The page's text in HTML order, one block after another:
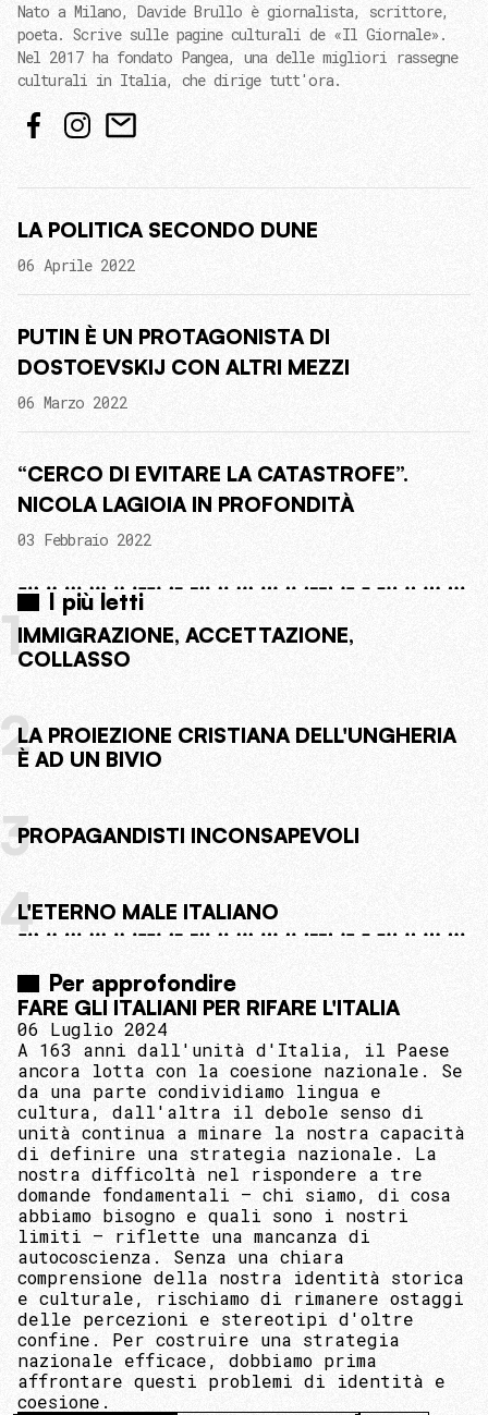
Nato a Milano, Davide Brullo è giornalista, scrittore,
poeta. Scrive sulle pagine culturali de «Il Giornale».
Nel 2017 ha fondato Pangea, una delle migliori rassegne
culturali in Italia, che dirige tutt'ora.
LA POLITICA SECONDO DUNE
06 Aprile 2022
PUTIN È UN PROTAGONISTA DI
DOSTOEVSKIJ CON ALTRI MEZZI
06 Marzo 2022
“CERCO DI EVITARE LA CATASTROFE”.
NICOLA LAGIOIA IN PROFONDITÀ
03 Febbraio 2022
I più letti
1IMMIGRAZIONE, ACCETTAZIONE,
COLLASSO
2LA PROIEZIONE CRISTIANA DELL'UNGHERIA
È AD UN BIVIO
3PROPAGANDISTI INCONSAPEVOLI
4L'ETERNO MALE ITALIANO
Per approfondire
FARE GLI ITALIANI PER RIFARE L'ITALIA
06 Luglio 2024
A 163 anni dall'unità d'Italia, il Paese
ancora lotta con la coesione nazionale. Se
da una parte condividiamo lingua e
cultura, dall'altra il debole senso di
unità continua a minare la nostra capacità
di definire una strategia nazionale. La
nostra difficoltà nel rispondere a tre
domande fondamentali – chi siamo, di cosa
abbiamo bisogno e quali sono i nostri
limiti – riflette una mancanza di
autocoscienza. Senza una chiara
comprensione della nostra identità storica
e culturale, rischiamo di rimanere ostaggi
delle percezioni e stereotipi d'oltre
confine. Per costruire una strategia
nazionale efficace, dobbiamo prima
affrontare questi problemi di identità e
coesione.